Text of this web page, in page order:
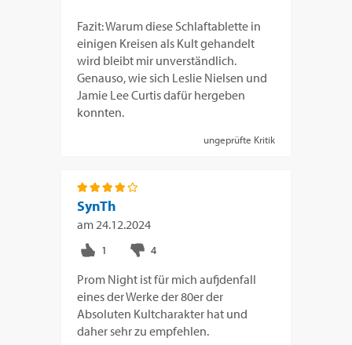
Fazit: Warum diese Schlaftablette in
einigen Kreisen als Kult gehandelt
wird bleibt mir unverständlich.
Genauso, wie sich Leslie Nielsen und
Jamie Lee Curtis dafür hergeben
konnten.
ungeprüfte Kritik
SynTh
am 24.12.2024
Prom Night ist für mich aufjdenfall
eines der Werke der 80er der
Absoluten Kultcharakter hat und
daher sehr zu empfehlen.